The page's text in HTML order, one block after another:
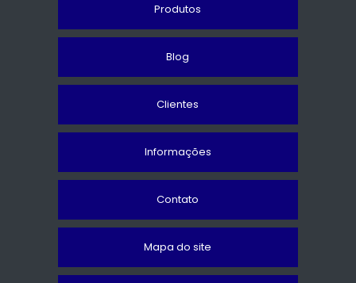
Produtos
Blog
Clientes
Informações
Contato
Mapa do site